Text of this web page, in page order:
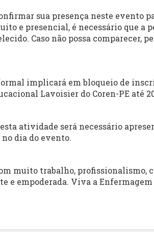
sua presença neste evento
e presencial, é necessário que a
Caso não possa comparecer,
implicará em bloqueio de
Lavoisier do Coren-PE até
atividade será necessário
dia do evento.
muito trabalho, profissionalismo,
e empoderada. Viva a Enfermagem